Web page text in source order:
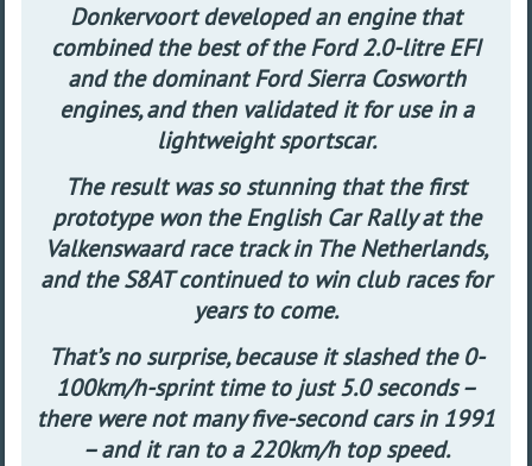
Donkervoort developed an engine that
combined the best of the Ford 2.0-litre EFI
and the dominant Ford Sierra Cosworth
engines, and then validated it for use in a
lightweight sportscar.
The result was so stunning that the first
prototype won the English Car Rally at the
Valkenswaard race track in The Netherlands,
and the S8AT continued to win club races for
years to come.
That’s no surprise, because it slashed the 0-
100km/h-sprint time to just 5.0 seconds –
there were not many five-second cars in 1991
– and it ran to a 220km/h top speed.